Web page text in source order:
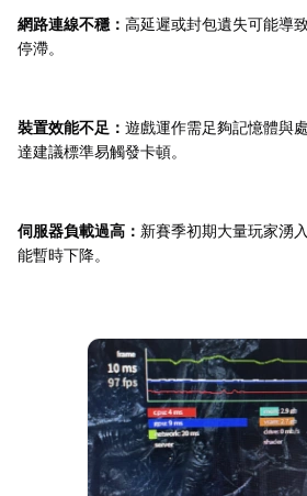
網路連線不穩： 高延遲或封包遺失可能導
停滯。
裝置效能不足： 遊戲運作需足夠記憶體與
達建議標準易觸發卡頓。
伺服器負載過高： 新賽季初期大量玩家湧
能暫時下降。